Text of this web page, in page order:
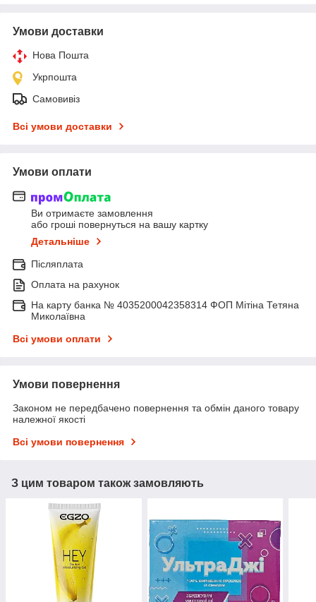
Умови доставки
Нова Пошта
Укрпошта
Самовивіз
Всі умови доставки
Умови оплати
Ви отримаєте замовлення
або гроші повернуться на вашу картку
Детальніше
Післяплата
Оплата на рахунок
На карту банка № 4035200042358314 ФОП Мітіна Тетяна
Миколаївна
Всі умови оплати
Умови повернення
Законом не передбачено повернення та обмін даного товару
належної якості
Всі умови повернення
З цим товаром також замовляють